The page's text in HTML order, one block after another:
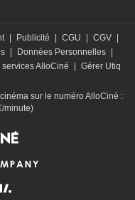
Publicité CGU CGV
Données Personnelles
services AlloCiné
Gérer Utiq
sur le numéro AlloCiné :
minute)